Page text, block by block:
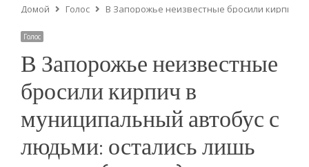
Домой Голос В Запорожье неизвестные бросили кирпич
Голос
В Запорожье неизвестные
бросили кирпич в
муниципальный автобус с
людьми: остались лишь